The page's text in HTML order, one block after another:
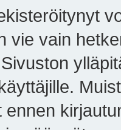
vie vain
ennen